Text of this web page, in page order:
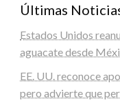
Últimas
Estados Unidos
aguacate desde
EE. UU. reconoce
pero advierte que